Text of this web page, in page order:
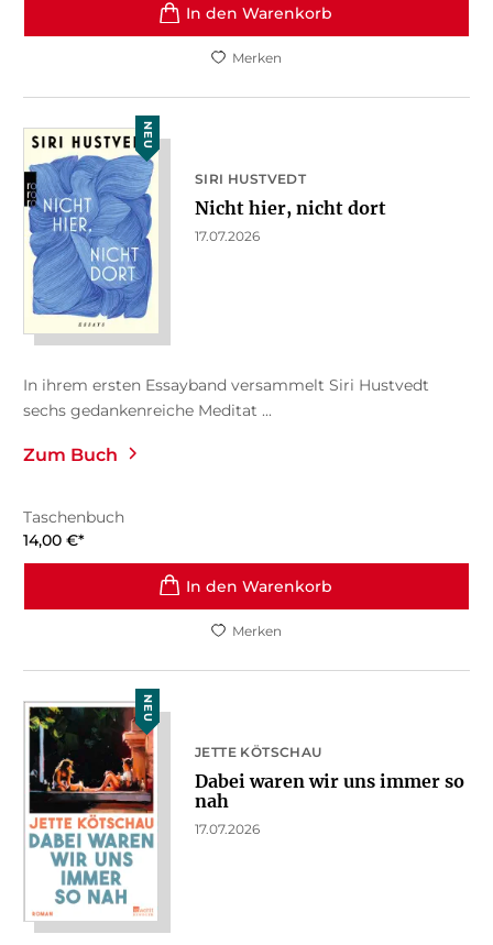
In den Warenkorb
Merken
NEU
SIRI HUSTVEDT
Nicht hier, nicht dort
17.07.2026
In ihrem ersten Essayband versammelt Siri Hustvedt
sechs gedankenreiche Meditat ...
Zum Buch
Taschenbuch
14,00 €*
In den Warenkorb
Merken
NEU
JETTE KÖTSCHAU
Dabei waren wir uns immer so
nah
17.07.2026